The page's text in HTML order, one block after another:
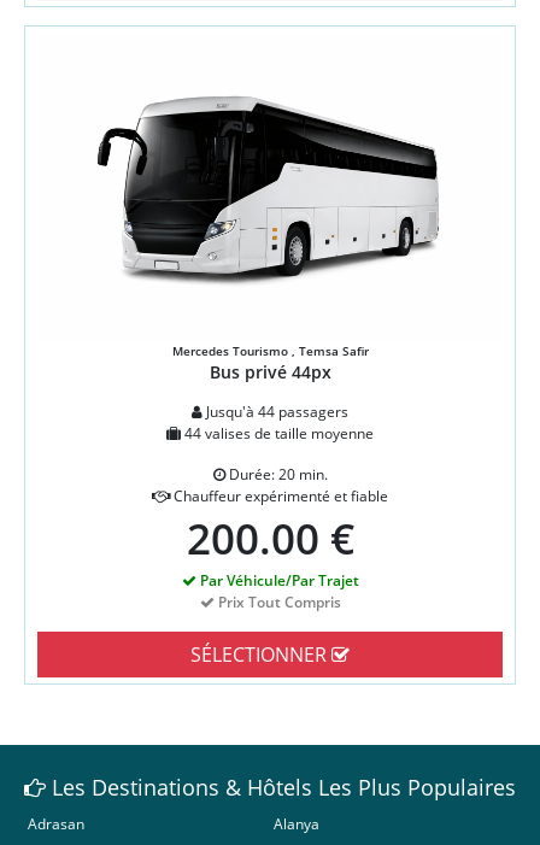
Mercedes Tourismo , Temsa Safir
Bus privé 44px
Jusqu'à 44 passagers
44 valises de taille moyenne
Durée: 20 min.
Chauffeur expérimenté et fiable
200.00 €
Par Véhicule/Par Trajet
Prix Tout Compris
SÉLECTIONNER
Les Destinations & Hôtels Les Plus Populaires
Adrasan
Alanya